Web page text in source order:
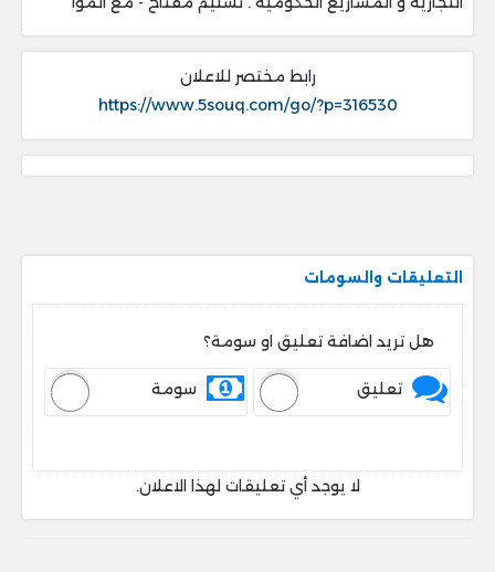
رابط مختصر للاعلان
https://www.5souq.com/go/?p=316530
التعليقات والسومات
هل تريد اضافة تعليق او سومة؟
تعليق سومة
لا يوجد أي تعليقات لهذا الاعلان.